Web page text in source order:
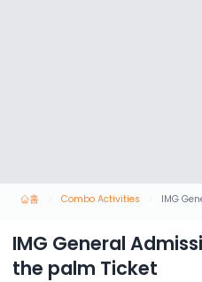
홈 Combo Activities
IMG General
the palm Ticket